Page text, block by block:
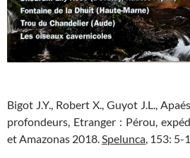
Bigot J.Y., Robert X., Guyot J.L.,
profondeurs, Etranger : Pérou,
et Amazonas 2018. Spelunca , 153: 5-